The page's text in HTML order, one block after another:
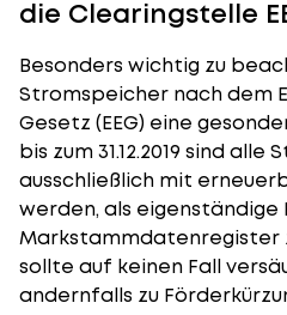
die Clearingstelle
Besonders wichtig zu
Stromspeicher nach dem
Gesetz (EEG) eine
bis zum 31.12.2019 sind
ausschließlich mit
werden, als eigenständige
Markstammdatenregister
sollte auf keinen Fall
andernfalls zu